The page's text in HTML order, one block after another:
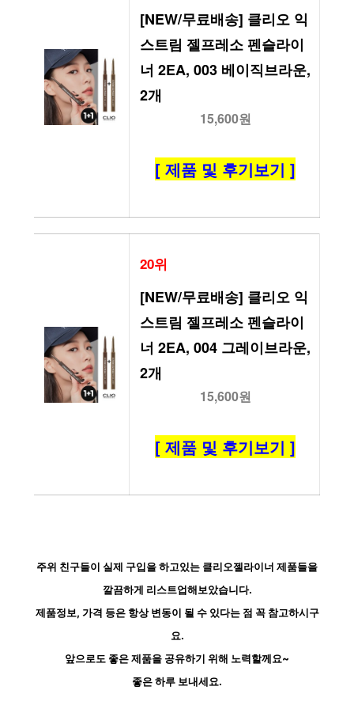
[NEW/무료배송] 클리오 익
스트림 젤프레소 펜슬라이
너 2EA, 003 베이직브라운,
2개
15,600원
[ 제품 및 후기보기 ]
20위
[NEW/무료배송] 클리오 익
스트림 젤프레소 펜슬라이
너 2EA, 004 그레이브라운,
2개
15,600원
[ 제품 및 후기보기 ]
주위 친구들이 실제 구입을 하고있는 클리오젤라이너 제품들을
깔끔하게 리스트업해보았습니다.
제품정보, 가격 등은 항상 변동이 될 수 있다는 점 꼭 참고하시구
요.
앞으로도 좋은 제품을 공유하기 위해 노력할께요~
좋은 하루 보내세요.